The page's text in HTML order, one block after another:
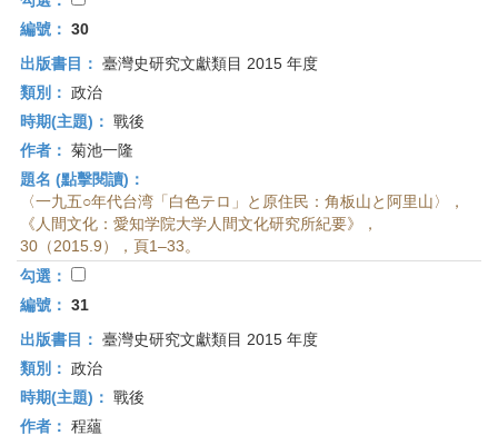
編號： 30
出版書目： 臺灣史研究文獻類目 2015 年度
類別： 政治
時期(主題)： 戰後
作者： 菊池一隆
題名 (點擊閱讀)：
〈一九五○年代台湾「白色テロ」と原住民：角板山と阿里山〉，
《人間文化：愛知学院大学人間文化研究所紀要》，
30（2015.9），頁1–33。
勾選：
編號： 31
出版書目： 臺灣史研究文獻類目 2015 年度
類別： 政治
時期(主題)： 戰後
作者： 程蘊